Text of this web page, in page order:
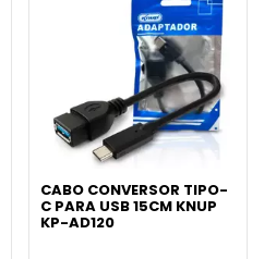
CABO CONVERSOR TIPO-
C PARA USB 15CM KNUP
KP-AD120